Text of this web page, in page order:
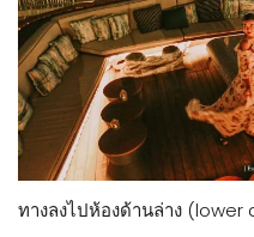
ทางลงไปห้องด้านล่าง